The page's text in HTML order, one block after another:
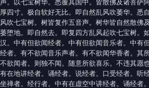
声。以七宝树华。悉覆其国中。皆散佛及诸菩萨
厚四寸。极自软好无比。即自然乱风吹萎华。悉
风吹七宝树。树皆复作五音声。树华皆自然散佛
萎堕地。即自然去。即复四方乱风起吹七宝树。
汉。中有但欲闻经者。中有但欲闻音乐者。中有
经者。有不欲闻音乐声者。有不欲闻华香者。其
不欲闻者。则独不闻。随意所欲喜乐。不违其愿
有在地讲经者。诵经者。说经者。口受经者。听
坐禅者。经行者。中有在虚空中讲经者。诵经者